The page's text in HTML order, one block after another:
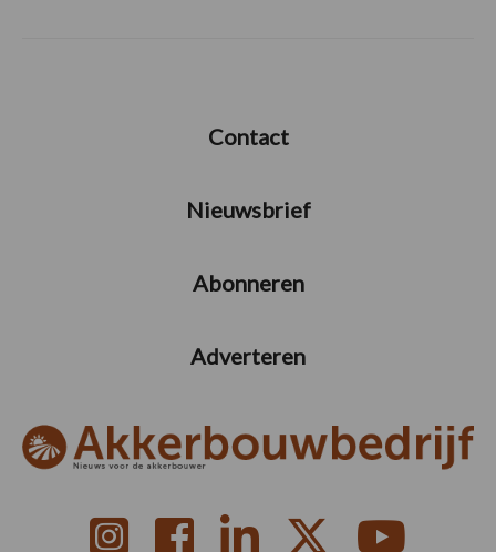
Contact
Nieuwsbrief
Abonneren
Adverteren